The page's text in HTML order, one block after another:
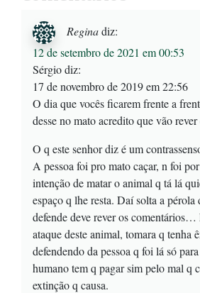
Reginadiz:
12 de setembro de 2021 em 00:53
Sérgio diz:
17 de novembro de 2019 em 22:56
O dia que vocês ficarem frente a
desse no mato acredito que vão
O q este senhor diz é um
A pessoa foi pro mato caçar, n foi
intenção de matar o animal q tá lá
espaço q lhe resta. Daí solta a pérola
defende deve rever os comentários…
ataque deste animal, tomara q tenha
defendendo da pessoa q foi lá só
humano tem q pagar sim pelo mal q
extinção q causa.